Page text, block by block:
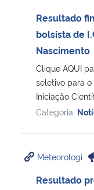
Resultado
bolsista de
Nascimento
Clique AQUI
seletivo para
Iniciação
Categoria:
Meteorologi
Resultado